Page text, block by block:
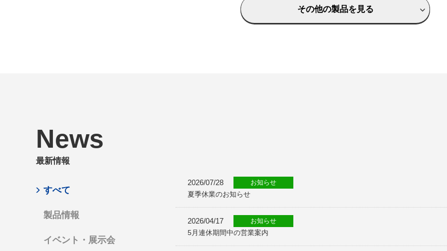
その他の製品を見る
News
最新情報
すべて
製品情報
イベント・展示会
2026/07/28 お知らせ
夏季休業のお知らせ
2026/04/17 お知らせ
5月連休期間中の営業案内